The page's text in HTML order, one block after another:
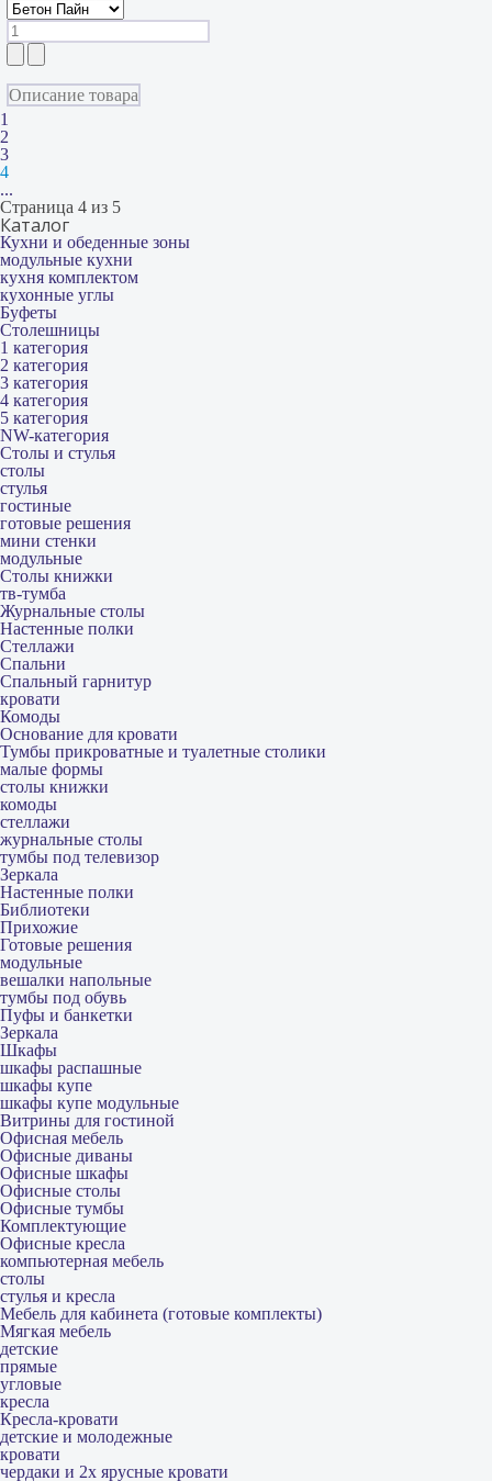
Описание товара
1
2
3
4
...
Страница 4 из 5
Каталог
Кухни и обеденные зоны
модульные кухни
кухня комплектом
кухонные углы
Буфеты
Столешницы
1 категория
2 категория
3 категория
4 категория
5 категория
NW-категория
Столы и стулья
столы
стулья
гостиные
готовые решения
мини стенки
модульные
Столы книжки
тв-тумба
Журнальные столы
Настенные полки
Стеллажи
Спальни
Спальный гарнитур
кровати
Комоды
Основание для кровати
Тумбы прикроватные и туалетные столики
малые формы
столы книжки
комоды
стеллажи
журнальные столы
тумбы под телевизор
Зеркала
Настенные полки
Библиотеки
Прихожие
Готовые решения
модульные
вешалки напольные
тумбы под обувь
Пуфы и банкетки
Зеркала
Шкафы
шкафы распашные
шкафы купе
шкафы купе модульные
Витрины для гостиной
Офисная мебель
Офисные диваны
Офисные шкафы
Офисные столы
Офисные тумбы
Комплектующие
Офисные кресла
компьютерная мебель
столы
стулья и кресла
Мебель для кабинета (готовые комплекты)
Мягкая мебель
детские
прямые
угловые
кресла
Кресла-кровати
детские и молодежные
кровати
чердаки и 2х ярусные кровати